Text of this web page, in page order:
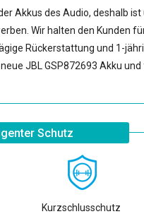
Akkus des Audio, deshalb
Wir halten den Kunden
Rückerstattung und 1-
JBL GSP872693 Akku und
Schutz
Kurzschlusschutz